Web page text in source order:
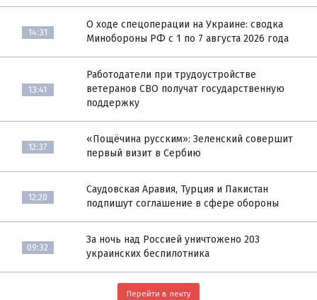
14:31
О ходе спецоперации на Украине: сводка
Минобороны РФ с 1 по 7 августа 2026 года
13:41
Работодатели при трудоустройстве
ветеранов СВО получат государственную
поддержку
12:37
«Пощёчина русским»: Зеленский совершит
первый визит в Сербию
12:20
Саудовская Аравия, Турция и Пакистан
подпишут соглашение в сфере обороны
09:32
За ночь над Россией уничтожено 203
украинских беспилотника
Перейти в ленту